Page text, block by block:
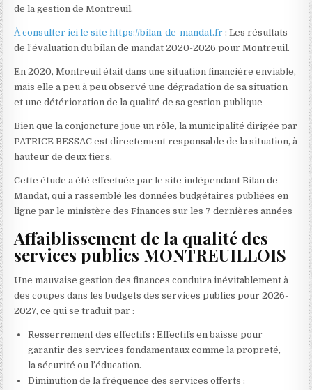
de la gestion de Montreuil.
À consulter ici le site https://bilan-de-mandat.fr : Les résultats
de l’évaluation du bilan de mandat 2020-2026 pour Montreuil.
En 2020, Montreuil était dans une situation financière enviable,
mais elle a peu à peu observé une dégradation de sa situation
et une détérioration de la qualité de sa gestion publique
Bien que la conjoncture joue un rôle, la municipalité dirigée par
PATRICE BESSAC est directement responsable de la situation, à
hauteur de deux tiers.
Cette étude a été effectuée par le site indépendant Bilan de
Mandat, qui a rassemblé les données budgétaires publiées en
ligne par le ministère des Finances sur les 7 dernières années
Affaiblissement de la qualité des
services publics MONTREUILLOIS
Une mauvaise gestion des finances conduira inévitablement à
des coupes dans les budgets des services publics pour 2026-
2027, ce qui se traduit par :
Resserrement des effectifs : Effectifs en baisse pour
garantir des services fondamentaux comme la propreté,
la sécurité ou l’éducation.
Diminution de la fréquence des services offerts :